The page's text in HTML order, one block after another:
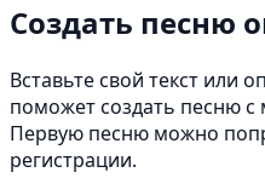
Создать песню
Вставьте свой текст или
поможет создать песню
Первую песню можно
регистрации.